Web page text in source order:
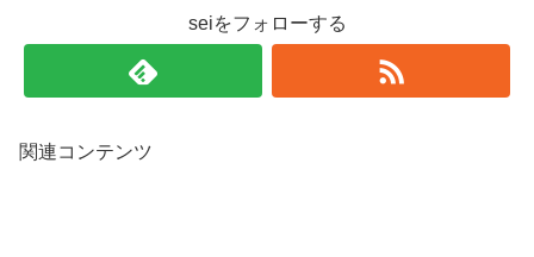
seiをフォローする
関連コンテンツ